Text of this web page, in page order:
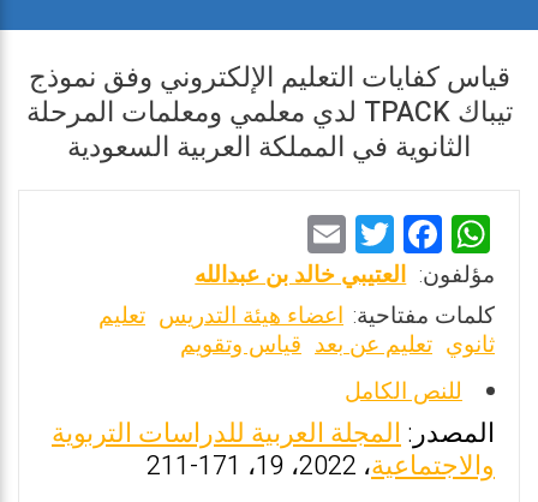
قياس كفايات التعليم الإلكتروني وفق نموذج
تيباك TPACK لدي معلمي ومعلمات المرحلة
الثانوية في المملكة العربية السعودية
W
h
at
s
A
p
p
F
a
ce
b
o
o
k
T
wi
tt
er
m
ai
l
مؤلفون: العتيبي خالد بن عبدالله
كلمات مفتاحية: اعضاء هيئة التدريس تعليم
ثانوي تعليم عن بعد قياس وتقويم
للنص الكامل
المصدر:المجلة العربية للدراسات التربوية
والاجتماعية، 2022، 19، 171-211